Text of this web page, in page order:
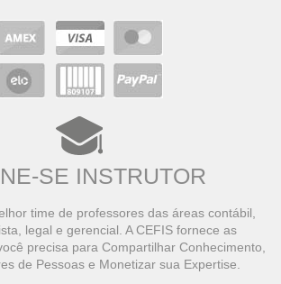
SE INSTRUTOR
time de professores das áreas contábil,
legal e gerencial. A CEFIS fornece as
precisa para Compartilhar Conhecimento,
de Pessoas e Monetizar sua Expertise.